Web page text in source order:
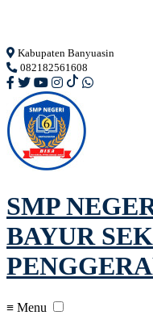
Kabupaten Banyuasin
082182561608
SMP
BAYUR
≡ Menu